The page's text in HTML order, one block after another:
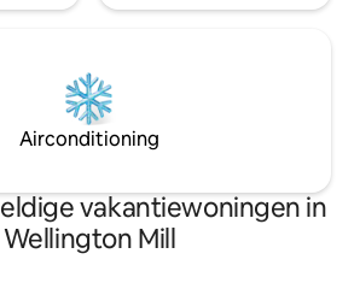
Airconditioning
vakantiewoningen in
Wellington Mill